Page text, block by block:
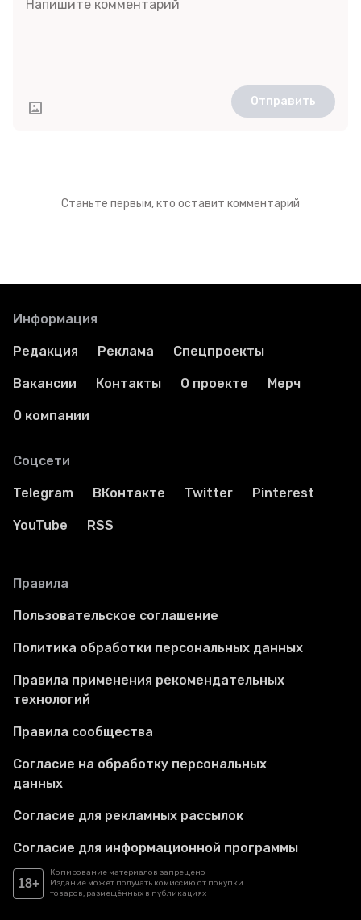
Отправить
Станьте первым, кто оставит комментарий
Информация
Редакция Реклама Спецпроекты
Вакансии Контакты О проекте Мерч
О компании
Соцсети
Telegram ВКонтакте Twitter Pinterest
YouTube RSS
Правила
Пользовательское соглашение
Политика обработки персональных данных
Правила применения рекомендательных
технологий
Правила сообщества
Согласие на обработку персональных
данных
Согласие для рекламных рассылок
Согласие для информационной программы
18+
Копирование материалов запрещено
Издание может получать комиссию от покупки
товаров, размещённых в публикациях